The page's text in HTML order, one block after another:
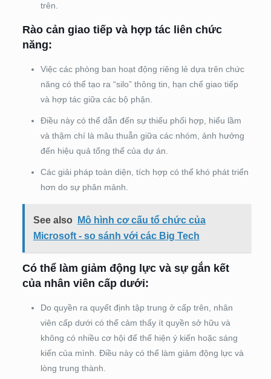
trên.
Rào cản giao tiếp và hợp tác liên chức
năng:
Việc các phòng ban hoạt động riêng lẻ dựa trên chức
năng có thể tạo ra “silo” thông tin, hạn chế giao tiếp
và hợp tác giữa các bộ phận.
Điều này có thể dẫn đến sự thiếu phối hợp, hiểu lầm
và thậm chí là mâu thuẫn giữa các nhóm, ảnh hưởng
đến hiệu quả tổng thể của dự án.
Các giải pháp toàn diện, tích hợp có thể khó phát triển
hơn do sự phân mảnh.
See also
Mô hình cơ cấu tổ chức của
Microsoft - so sánh với các Big Tech
Có thể làm giảm động lực và sự gắn kết
của nhân viên cấp dưới:
Do quyền ra quyết định tập trung ở cấp trên, nhân
viên cấp dưới có thể cảm thấy ít quyền sở hữu và
không có nhiều cơ hội để thể hiện ý kiến hoặc sáng
kiến của mình. Điều này có thể làm giảm động lực và
lòng trung thành.